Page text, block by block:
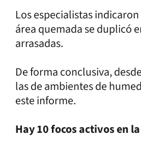
Los especialistas
área quemada se duplicó
arrasadas.
De forma conclusiva,
las de ambientes de
este informe.
Hay 10 focos activos en